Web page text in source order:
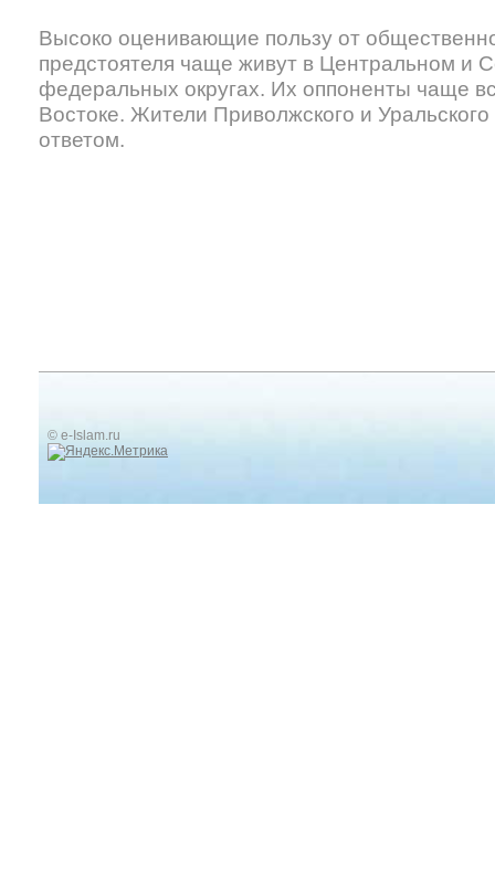
Высоко оценивающие пользу от
предстоятеля чаще живут в Центральном и
федеральных округах. Их оппоненты чаще
Востоке. Жители Приволжского и Уральского
ответом.
© e-Islam.ru